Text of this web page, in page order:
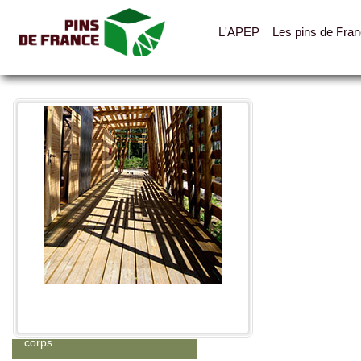
L'APEP Les pins de
Toutes les photos
Catégories
corps